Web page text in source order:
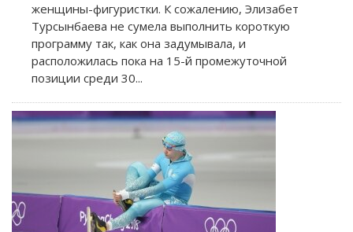
женщины-фигуристки. К сожалению, Элизабет
Турсынбаева не сумела выполнить короткую
программу так, как она задумывала, и
расположилась пока на 15-й промежуточной
позиции среди 30...